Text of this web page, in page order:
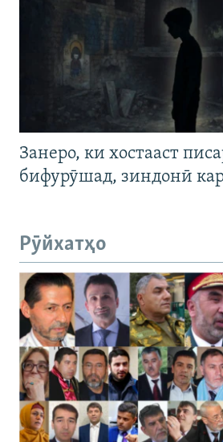
Занеро, ки хостааст
бифурӯшад, зиндонӣ
Рӯйхатҳо